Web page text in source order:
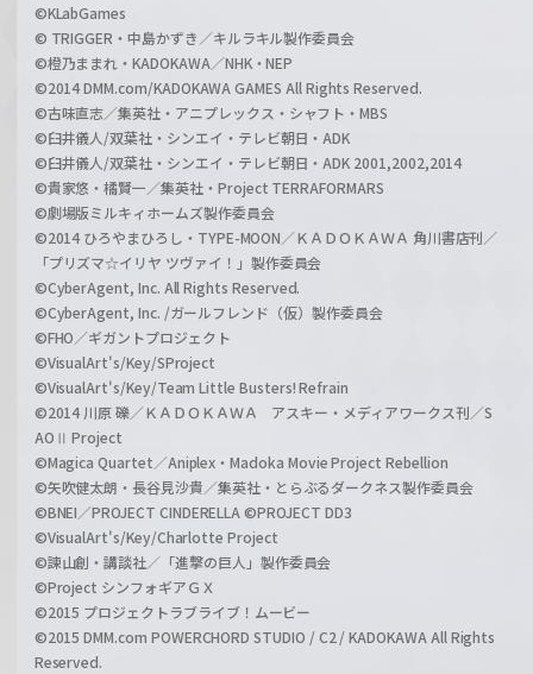
©KLabGames
© TRIGGER・中島かずき／キルラキル製作委員会
©橙乃ままれ・KADOKAWA／NHK・NEP
©2014 DMM.com/KADOKAWA GAMES All Rights Reserved.
©古味直志／集英社・アニプレックス・シャフト・MBS
©臼井儀人/双葉社・シンエイ・テレビ朝日・ADK
©臼井儀人/双葉社・シンエイ・テレビ朝日・ADK 2001,2002,2014
©貴家悠・橘賢一／集英社・Project TERRAFORMARS
©劇場版ミルキィホームズ製作委員会
©2014 ひろやまひろし・TYPE-MOON／ＫＡＤＯＫＡＷＡ 角川書店刊／
「プリズマ☆イリヤ ツヴァイ！」製作委員会
©CyberAgent, Inc. All Rights Reserved.
©CyberAgent, Inc. /ガールフレンド（仮）製作委員会
©FHO／ギガントプロジェクト
©VisualArt's/Key/SProject
©VisualArt's/Key/Team Little Busters! Refrain
©2014 川原 礫／ＫＡＤＯＫＡＷＡ アスキー・メディアワークス刊／S
AOⅡ Project
©Magica Quartet／Aniplex・Madoka Movie Project Rebellion
©矢吹健太朗・長谷見沙貴／集英社・とらぶるダークネス製作委員会
©BNEI／PROJECT CINDERELLA ©PROJECT DD3
©VisualArt's/Key/Charlotte Project
©諫山創・講談社／「進撃の巨人」製作委員会
©Project シンフォギアＧＸ
©2015 プロジェクトラブライブ！ムービー
©2015 DMM.com POWERCHORD STUDIO / C2 / KADOKAWA All Rights
Reserved.